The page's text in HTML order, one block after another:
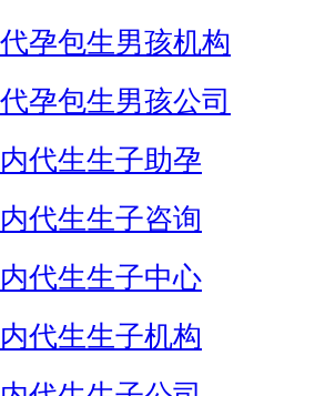
孕包生男孩机构
孕包生男孩公司
代生生子助孕
代生生子咨询
代生生子中心
代生生子机构